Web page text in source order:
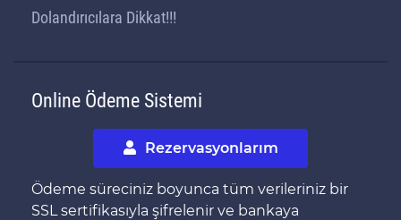
Dolandırıcılara Dikkat!!!
Online Ödeme Sistemi
Rezervasyonlarım
Ödeme süreciniz boyunca tüm verileriniz bir
SSL sertifikasıyla şifrelenir ve bankaya